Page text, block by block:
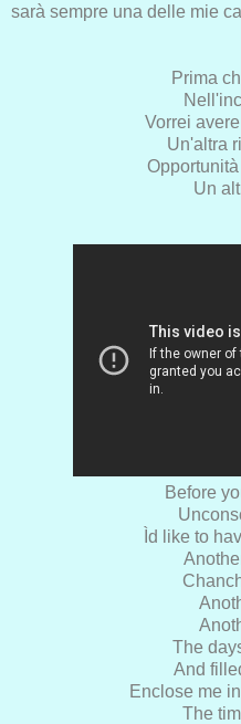
sarà sempre una delle mie
Prima
Vorrei
Un'altra
Un
Before
Ìd like to
The
And
Enclose me
The